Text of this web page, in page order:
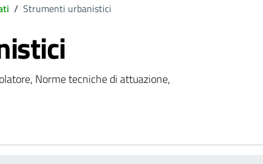
/ Strumenti urbanistici
Norme tecniche di attuazione,